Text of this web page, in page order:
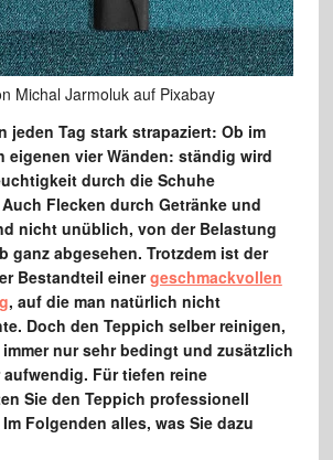
Michal Jarmoluk auf Pixabay
jeden Tag stark strapaziert: Ob im
eigenen vier Wänden: ständig wird
durch die Schuhe
Flecken durch Getränke und
nicht unüblich, von der Belastung
ganz abgesehen. Trotzdem ist der
Bestandteil einergeschmackvollen
, auf die man natürlich nicht
Doch den Teppich selber reinigen,
nur sehr bedingt und zusätzlich
Für tiefen reine
Sie den Teppich professionell
Folgenden alles, was Sie dazu